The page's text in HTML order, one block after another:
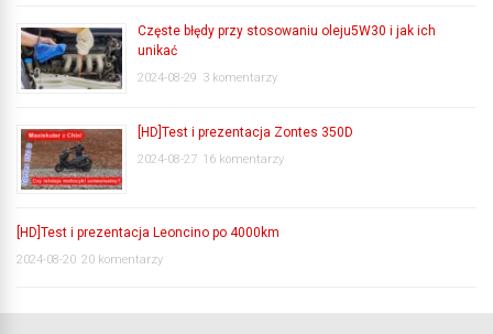
Częste błędy przy stosowaniu oleju5W30 i jak ich
unikać
2024-08-29 3 komentarzy
[HD]Test i prezentacja Zontes 350D
2024-08-27 16 komentarzy
[HD]Test i prezentacja Leoncino po 4000km
2024-08-20 20 komentarzy